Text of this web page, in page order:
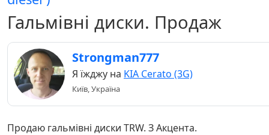
Гальмівні диски. Продаж
Strongman777
Я їжджу на KIA Cerato (3G)
Київ, Україна
Продаю гальмівні диски TRW. З Акцента.